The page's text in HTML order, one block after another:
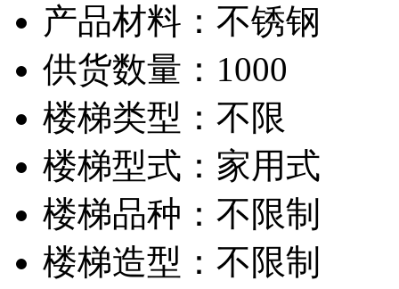
产品材料：不锈钢
供货数量：1000
楼梯类型：不限
楼梯型式：家用式
楼梯品种：不限制
楼梯造型：不限制